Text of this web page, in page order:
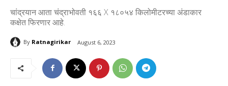
चांद्रयान आता चंद्राभोवती १६६ X १८०५४ किलोमीटरच्या अंडाकार
कक्षेत फिरणार आहे.
By Ratnagirikar August 6, 2023